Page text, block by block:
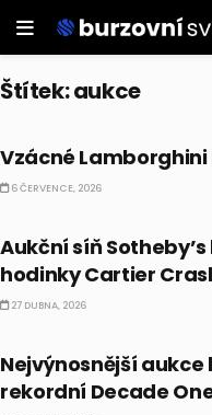
Štítek:aukce
Vzácné
6 ČERVENCE, 2026
Aukční síň
hodinky Cartier
27 DUBNA, 2026
Nejvýnosnější
rekordní Decade